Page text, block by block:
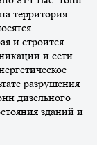
территория -
и строится
и сети.
разрушения
дизельного
зданий и